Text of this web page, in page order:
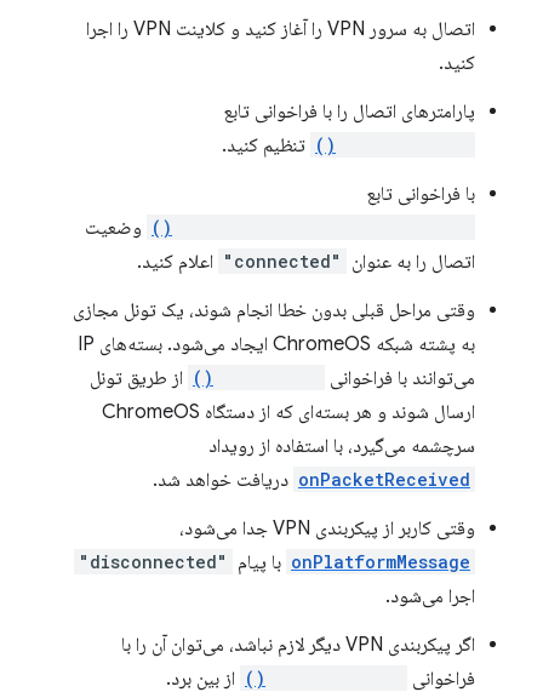
اتصال به سرور VPN را آغاز کنید و کلاینت VPN را اجرا
کنید.
پارامترهای اتصال را با فراخوانی تابع
تنظیم کنید.
با فراخوانی تابع
وضعیت
اتصال را به عنوان
"connected"
اعلام کنید.
وقتی مراحل قبلی بدون خطا انجام شوند، یک تونل مجازی
به پشته شبکه ChromeOS ایجاد می‌شود. بسته‌های IP
می‌توانند با فراخوانی
از طریق تونل
ارسال شوند و هر بسته‌ای که از دستگاه ChromeOS
سرچشمه می‌گیرد، با استفاده از رویداد
onPacketReceived دریافت خواهد شد.
وقتی کاربر از پیکربندی VPN جدا می‌شود،
onPlatformMessage با پیام "disconnected"
اجرا می‌شود.
اگر پیکربندی VPN دیگر لازم نباشد، می‌توان آن را با
فراخوانی
از بین برد.